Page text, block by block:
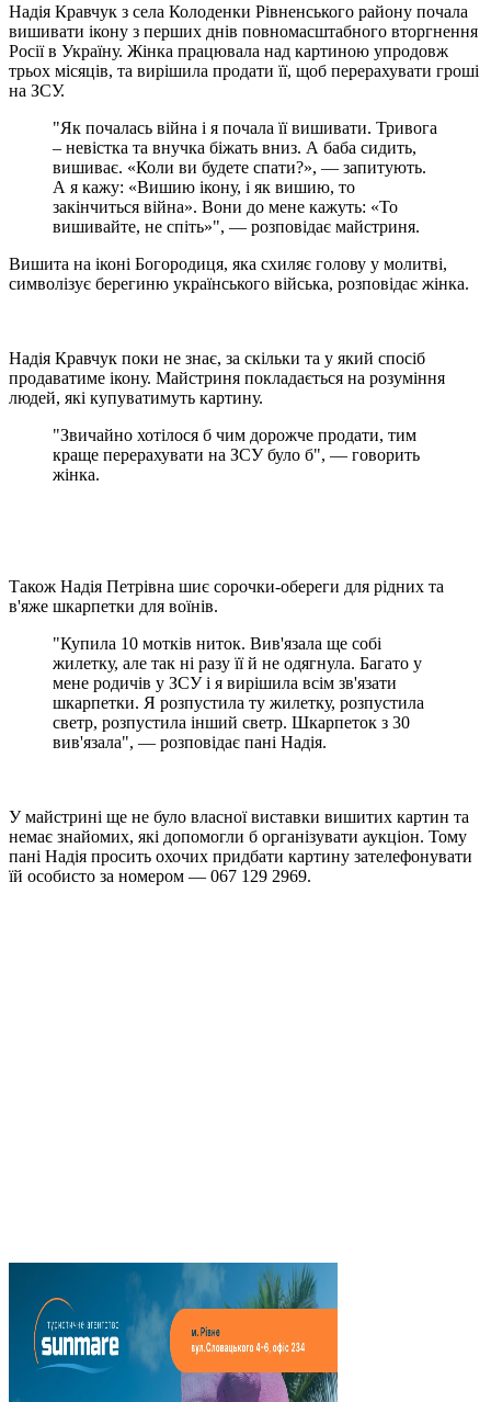
Надія Кравчук з села Колоденки Рівненського району почала
вишивати ікону з перших днів повномасштабного вторгнення
Росії в Україну. Жінка працювала над картиною упродовж
трьох місяців, та вирішила продати її, щоб перерахувати гроші
на ЗСУ.
"Як почалась війна і я почала її вишивати. Тривога
– невістка та внучка біжать вниз. А баба сидить,
вишиває. «Коли ви будете спати?», — запитують.
А я кажу: «Вишию ікону, і як вишию, то
закінчиться війна». Вони до мене кажуть: «То
вишивайте, не спіть»", — розповідає майстриня.
Вишита на іконі Богородиця, яка схиляє голову у молитві,
символізує берегиню українського війська, розповідає жінка.
Надія Кравчук поки не знає, за скільки та у який спосіб
продаватиме ікону. Майстриня покладається на розуміння
людей, які купуватимуть картину.
"Звичайно хотілося б чим дорожче продати, тим
краще перерахувати на ЗСУ було б", — говорить
жінка.
Також Надія Петрівна шиє сорочки-обереги для рідних та
в'яже шкарпетки для воїнів.
"Купила 10 мотків ниток. Вив'язала ще собі
жилетку, але так ні разу її й не одягнула. Багато у
мене родичів у ЗСУ і я вирішила всім зв'язати
шкарпетки. Я розпустила ту жилетку, розпустила
светр, розпустила інший светр. Шкарпеток з 30
вив'язала", — розповідає пані Надія.
У майстрині ще не було власної виставки вишитих картин та
немає знайомих, які допомогли б організувати аукціон. Тому
пані Надія просить охочих придбати картину зателефонувати
їй особисто за номером — 067 129 2969.